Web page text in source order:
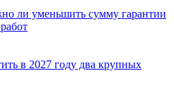
ли уменьшить сумму гарантии
в 2027 году два крупных